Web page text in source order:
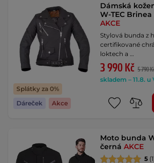
Splátky za 0%
Dáreček
Akce
Dámská
W-TEC
AKCE
Stylová bunda z
certifikované
loktech a …
3 990 Kč 5 790
skladem – 11.8. u
Moto bunda
černáAKCE
5